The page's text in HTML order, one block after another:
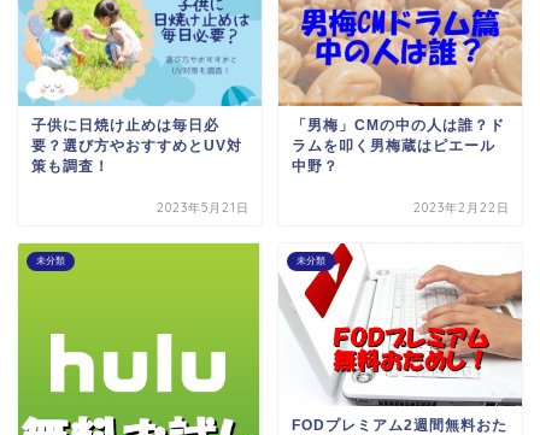
子供に日焼け止めは毎日必
要？選び方やおすすめとUV対
策も調査！
2023年5月21日
「男梅」CMの中の人は誰？ド
ラムを叩く男梅蔵はピエール
中野？
2023年2月22日
未分類 未分類
FODプレミアム2週間無料おた